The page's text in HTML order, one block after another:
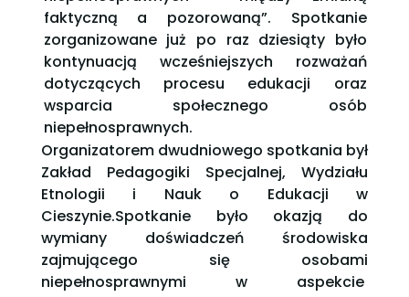
faktyczną a pozorowaną”. Spotkanie
zorganizowane już po raz dziesiąty było
kontynuacją wcześniejszych rozważań
dotyczących procesu edukacji oraz
wsparcia społecznego osób
niepełnosprawnych.
Organizatorem dwudniowego spotkania był
Zakład Pedagogiki Specjalnej, Wydziału
Etnologii i Nauk o Edukacji w
Cieszynie.Spotkanie było okazją do
wymiany doświadczeń środowiska
zajmującego się osobami
niepełnosprawnymi w aspekcie